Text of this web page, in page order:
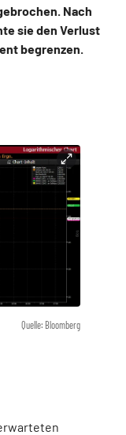
Nach
sie den Verlust
begrenzen.
Quelle: Bloomberg